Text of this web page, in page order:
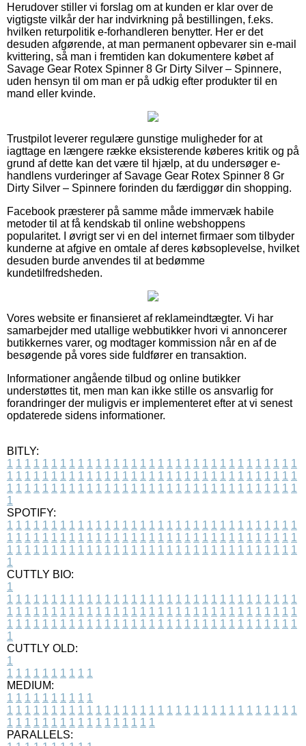
Herudover stiller vi forslag om at kunden er klar over de
vigtigste vilkår der har indvirkning på bestillingen, f.eks.
hvilken returpolitik e-forhandleren benytter. Her er det
desuden afgørende, at man permanent opbevarer sin e-mail
kvittering, så man i fremtiden kan dokumentere købet af
Savage Gear Rotex Spinner 8 Gr Dirty Silver – Spinnere,
uden hensyn til om man er på udkig efter produkter til en
mand eller kvinde.
Trustpilot leverer regulære gunstige muligheder for at
iagttage en længere række eksisterende køberes kritik og på
grund af dette kan det være til hjælp, at du undersøger e-
handlens vurderinger af Savage Gear Rotex Spinner 8 Gr
Dirty Silver – Spinnere forinden du færdiggør din shopping.
Facebook præsterer på samme måde immervæk habile
metoder til at få kendskab til online webshoppens
popularitet. I øvrigt ser vi en del internet firmaer som tilbyder
kunderne at afgive en omtale af deres købsoplevelse, hvilket
desuden burde anvendes til at bedømme
kundetilfredsheden.
Vores website er finansieret af reklameindtægter. Vi har
samarbejder med utallige webbutikker hvori vi annoncerer
butikkernes varer, og modtager kommission når en af de
besøgende på vores side fuldfører en transaktion.
Informationer angående tilbud og online butikker
understøttes tit, men man kan ikke stille os ansvarlig for
forandringer der muligvis er implementeret efter at vi senest
opdaterede sidens informationer.
BITLY:
1 1 1 1 1 1 1 1 1 1 1 1 1 1 1 1 1 1 1 1 1 1 1 1 1 1 1 1 1 1 1 1 1
1 1 1 1 1 1 1 1 1 1 1 1 1 1 1 1 1 1 1 1 1 1 1 1 1 1 1 1 1 1 1 1 1
1 1 1 1 1 1 1 1 1 1 1 1 1 1 1 1 1 1 1 1 1 1 1 1 1 1 1 1 1 1 1 1 1
1
SPOTIFY:
1 1 1 1 1 1 1 1 1 1 1 1 1 1 1 1 1 1 1 1 1 1 1 1 1 1 1 1 1 1 1 1 1
1 1 1 1 1 1 1 1 1 1 1 1 1 1 1 1 1 1 1 1 1 1 1 1 1 1 1 1 1 1 1 1 1
1 1 1 1 1 1 1 1 1 1 1 1 1 1 1 1 1 1 1 1 1 1 1 1 1 1 1 1 1 1 1 1 1
1
CUTTLY BIO:
1
1 1 1 1 1 1 1 1 1 1 1 1 1 1 1 1 1 1 1 1 1 1 1 1 1 1 1 1 1 1 1 1 1
1 1 1 1 1 1 1 1 1 1 1 1 1 1 1 1 1 1 1 1 1 1 1 1 1 1 1 1 1 1 1 1 1
1 1 1 1 1 1 1 1 1 1 1 1 1 1 1 1 1 1 1 1 1 1 1 1 1 1 1 1 1 1 1 1 1
1
CUTTLY OLD:
1
1 1 1 1 1 1 1 1 1 1
MEDIUM:
1 1 1 1 1 1 1 1 1 1
1 1 1 1 1 1 1 1 1 1 1 1 1 1 1 1 1 1 1 1 1 1 1 1 1 1 1 1 1 1 1 1 1
1 1 1 1 1 1 1 1 1 1 1 1 1 1 1 1 1
PARALLELS: